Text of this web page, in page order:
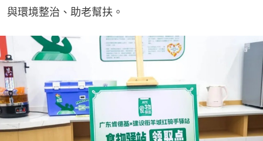
與環境整治、助老幫扶。